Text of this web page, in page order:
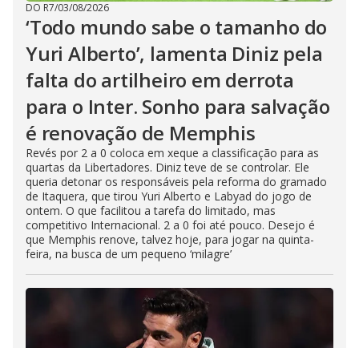
DO R7/03/08/2026
‘Todo mundo sabe o tamanho do
Yuri Alberto’, lamenta Diniz pela
falta do artilheiro em derrota
para o Inter. Sonho para salvação
é renovação de Memphis
Revés por 2 a 0 coloca em xeque a classificação para as
quartas da Libertadores. Diniz teve de se controlar. Ele
queria detonar os responsáveis pela reforma do gramado
de Itaquera, que tirou Yuri Alberto e Labyad do jogo de
ontem. O que facilitou a tarefa do limitado, mas
competitivo Internacional. 2 a 0 foi até pouco. Desejo é
que Memphis renove, talvez hoje, para jogar na quinta-
feira, na busca de um pequeno ‘milagre’